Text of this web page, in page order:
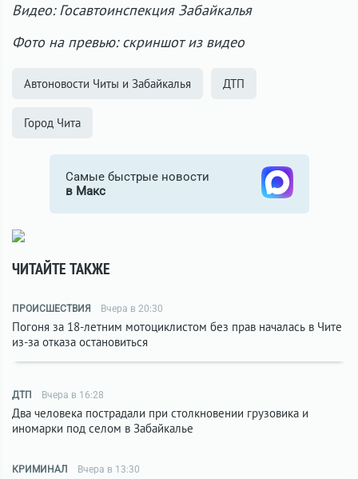
Видео: Госавтоинспекция Забайкалья
Фото на превью: скриншот из видео
Автоновости Читы и Забайкалья ДТП
Город Чита
Самые быстрые новости
в Макс
ЧИТАЙТЕ ТАКЖЕ
ПРОИСШЕСТВИЯ Вчера в 20:30
Погоня за 18-летним мотоциклистом без прав началась в Чите
из-за отказа остановиться
ДТП Вчера в 16:28
Два человека пострадали при столкновении грузовика и
иномарки под селом в Забайкалье
КРИМИНАЛ Вчера в 13:30